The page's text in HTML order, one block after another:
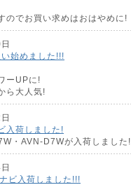
のでお買い求めはおはやめに!
始めました!!!
ーUPに!
ら大人気!
入荷しました!
・AVN-D7Wが入荷しました!
ビ入荷しました!!!